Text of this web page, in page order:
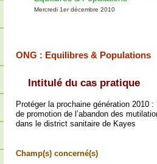
Mercredi 1er décembre 2010
ONG : Equilibres & Populations
Intitulé du cas pratique
Protéger la prochaine génération 2010
de promotion de l’abandon des
dans le district sanitaire de Kayes
Champ(s) concerné(s)